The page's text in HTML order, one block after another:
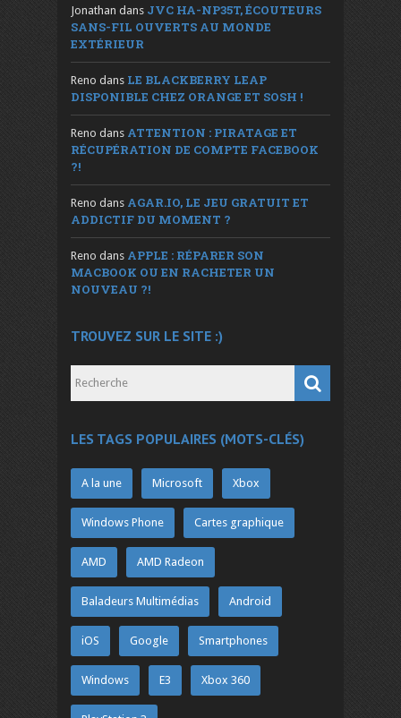
Jonathan dans JVC HA-NP35T, ÉCOUTEURS
SANS-FIL OUVERTS AU MONDE
EXTÉRIEUR
Reno dans LE BLACKBERRY LEAP
DISPONIBLE CHEZ ORANGE ET SOSH !
Reno dans ATTENTION : PIRATAGE ET
RÉCUPÉRATION DE COMPTE FACEBOOK
?!
Reno dans AGAR.IO, LE JEU GRATUIT ET
ADDICTIF DU MOMENT ?
Reno dans APPLE : RÉPARER SON
MACBOOK OU EN RACHETER UN
NOUVEAU ?!
TROUVEZ SUR LE SITE :)
LES TAGS POPULAIRES (MOTS-CLÉS)
A la une Microsoft Xbox
Windows Phone Cartes graphique
AMD AMD Radeon
Baladeurs Multimédias Android
iOS Google Smartphones
Windows E3 Xbox 360